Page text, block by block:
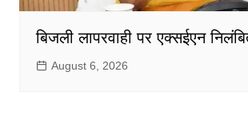
बिजली लापरवाही पर एक्सईएन
August 6, 2026